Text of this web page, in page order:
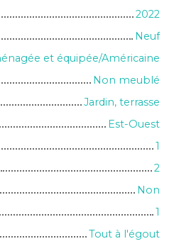
2022
Neuf
et équipée/Américaine
Non meublé
Jardin, terrasse
Est-Ouest
1
2
Non
1
Tout à l'égout